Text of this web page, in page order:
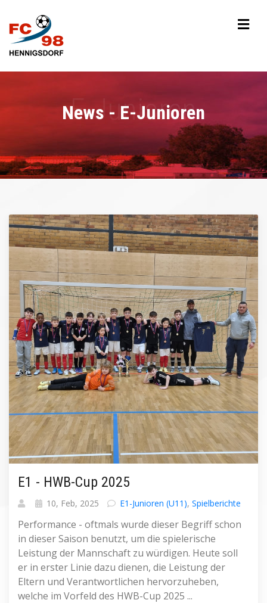
News - E-Junioren
E1 - HWB-Cup 2025
10, Feb, 2025 E1-Junioren (U11), Spielberichte
Performance - oftmals wurde dieser Begriff schon
in dieser Saison benutzt, um die spielerische
Leistung der Mannschaft zu würdigen. Heute soll
er in erster Linie dazu dienen, die Leistung der
Eltern und Verantwortlichen hervorzuheben,
welche im Vorfeld des HWB-Cup 2025 ...